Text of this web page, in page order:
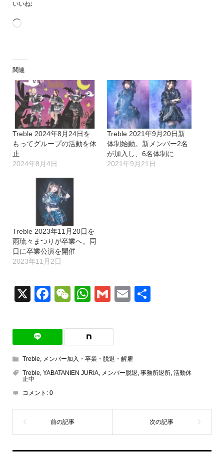
いいね:
読
込
み
中…
関連
Treble 2024年8月24日を
もってグループの活動を休
止
2024年8月4日
Treble 2021年9月20日新
体制始動。新メンバー2名
が加入し、6名体制に
2021年9月21日
Treble 2023年11月20日を
雨琉々まつりが卒業へ。同
日に卒業公演を開催
2023年11月2日
X Facebook
WeChat
WhatsApp
GmailEmail
Treble
メンバー加入・卒業・脱退・解雇
Treble YABATANIEN JURIA, メンバー脱退 事務所退所, 活動休
止中
コメント: 0